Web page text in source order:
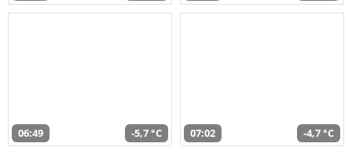
06:49 -5,7 °C 07:02 -4,7 °C